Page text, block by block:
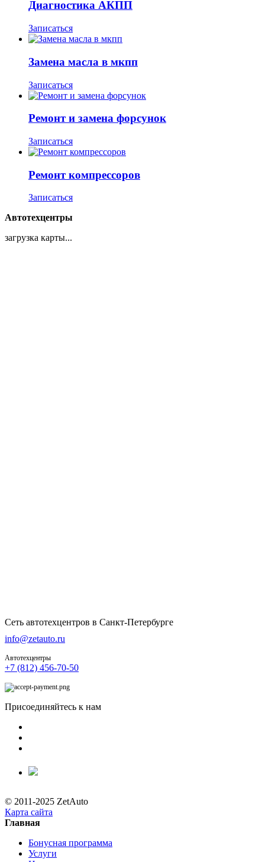
Диагностика АКПП
Записаться
Замена масла в мкпп
Записаться
Ремонт и замена форсунок
Записаться
Ремонт компрессоров
Записаться
Автотехцентры
загрузка карты...
Сеть автотехцентров в Санкт-Петербурге
info@zetauto.ru
Автотехцентры
+7 (812) 456-70-50
Присоединяйтесь к нам
© 2011-2025 ZetAuto
Карта сайта
Главная
Бонусная программа
Услуги